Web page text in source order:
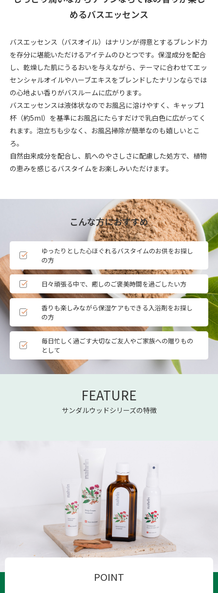
めるバスエッセンス
バスエッセンス（バスオイル）はナリンが得意とするブレンド力
を存分に堪能いただけるアイテムのひとつです。保湿成分を配合
し、乾燥した肌にうるおいを与えながら、テーマに合わせてエッ
センシャルオイルやハーブエキスをブレンドしたナリンならでは
の心地よい香りがバスルームに広がります。
バスエッセンスは液体状なのでお風呂に溶けやすく、キャップ1
杯（約5ml）を基準にお風呂にたらすだけで乳白色に広がってく
れます。泡立ちも少なく、お風呂掃除が簡単なのも嬉しいとこ
ろ。
自然由来成分を配合し、肌へのやさしさに配慮した処方で、植物
の恵みを感じるバスタイムをお楽しみいただけます。
こんな方におすすめ
ゆったりとした心ほぐれるバスタイムのお供をお探し
の方
日々頑張る中で、癒しのご褒美時間を過ごしたい方
香りも楽しみながら保湿ケアもできる入浴剤をお探し
の方
毎日忙しく過ごす大切なご友人やご家族への贈りもの
として
FEATURE
サンダルウッドシリーズの特徴
POINT